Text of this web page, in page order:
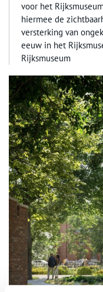
voor het
hiermee de
versterking van
eeuw in het
Rijksmuseum